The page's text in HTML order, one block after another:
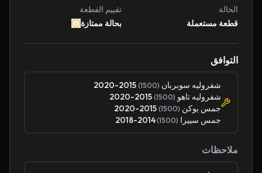
الحالة
قطعة مستعملة
تقييم القطعة
بحالة ممتازة
التوافق
شفروليه سوبربان (1500)
شفروليه تاهو (1500)
جمس يوكن (1500)
جمس سييرا (1500)
2014-2018
ملاحظات